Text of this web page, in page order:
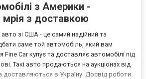
з Америки -
мрія з доставкою
зі США - це самий надійний та
саме той автомобіль, який вам
Fine Car купує та доставляє автомобілі під
Такі авто продаються на аукціонах від
доставляються в Україну. Досвід роботи